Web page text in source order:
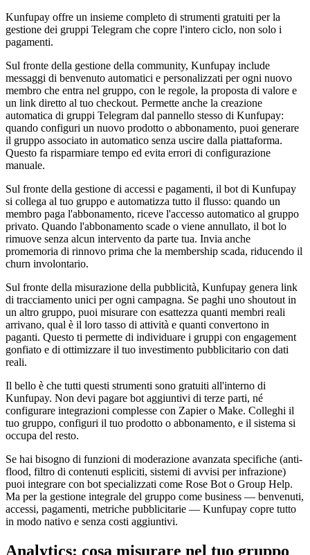
Kunfupay offre un insieme completo di strumenti gratuiti per la
gestione dei gruppi Telegram che copre l'intero ciclo, non solo i
pagamenti.
Sul fronte della gestione della community, Kunfupay include
messaggi di benvenuto automatici e personalizzati per ogni nuovo
membro che entra nel gruppo, con le regole, la proposta di valore e
un link diretto al tuo checkout. Permette anche la creazione
automatica di gruppi Telegram dal pannello stesso di Kunfupay:
quando configuri un nuovo prodotto o abbonamento, puoi generare
il gruppo associato in automatico senza uscire dalla piattaforma.
Questo fa risparmiare tempo ed evita errori di configurazione
manuale.
Sul fronte della gestione di accessi e pagamenti, il bot di Kunfupay
si collega al tuo gruppo e automatizza tutto il flusso: quando un
membro paga l'abbonamento, riceve l'accesso automatico al gruppo
privato. Quando l'abbonamento scade o viene annullato, il bot lo
rimuove senza alcun intervento da parte tua. Invia anche
promemoria di rinnovo prima che la membership scada, riducendo il
churn involontario.
Sul fronte della misurazione della pubblicità, Kunfupay genera link
di tracciamento unici per ogni campagna. Se paghi uno shoutout in
un altro gruppo, puoi misurare con esattezza quanti membri reali
arrivano, qual è il loro tasso di attività e quanti convertono in
paganti. Questo ti permette di individuare i gruppi con engagement
gonfiato e di ottimizzare il tuo investimento pubblicitario con dati
reali.
Il bello è che tutti questi strumenti sono gratuiti all'interno di
Kunfupay. Non devi pagare bot aggiuntivi di terze parti, né
configurare integrazioni complesse con Zapier o Make. Colleghi il
tuo gruppo, configuri il tuo prodotto o abbonamento, e il sistema si
occupa del resto.
Se hai bisogno di funzioni di moderazione avanzata specifiche (anti-
flood, filtro di contenuti espliciti, sistemi di avvisi per infrazione)
puoi integrare con bot specializzati come Rose Bot o Group Help.
Ma per la gestione integrale del gruppo come business — benvenuti,
accessi, pagamenti, metriche pubblicitarie — Kunfupay copre tutto
in modo nativo e senza costi aggiuntivi.
Analytics: cosa misurare nel tuo gruppo